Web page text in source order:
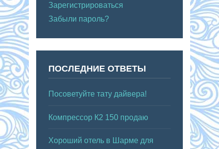
Зарегистрироваться
Забыли пароль?
ПОСЛЕДНИЕ ОТВЕТЫ
Посоветуйте тату дайвера!
Компрессор К2 150 продаю
Хороший отель в Шарме для